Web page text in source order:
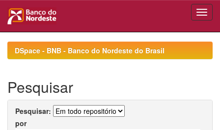
navigationDSpace - BNB - Banco do Nordeste do Brasil
Pesquisar
Pesquisar:
por